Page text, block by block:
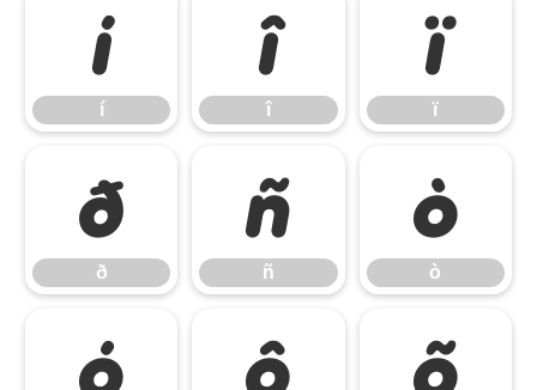
í
í
î
î
ï
ï
ð
ð
ñ
ñ
ò
ò
ó ô õ